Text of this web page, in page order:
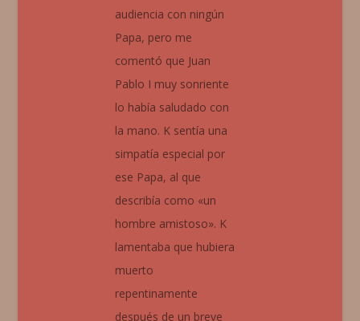
audiencia con ningún
Papa, pero me
comentó que Juan
Pablo I muy sonriente
lo había saludado con
la mano. K sentía una
simpatía especial por
ese Papa, al que
describía como «un
hombre amistoso». K
lamentaba que hubiera
muerto
repentinamente
después de un breve